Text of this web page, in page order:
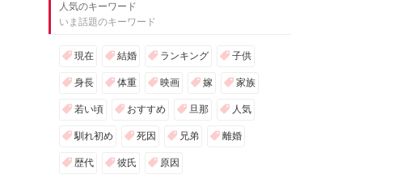
人気のキーワード
いま話題のキーワード
現在 結婚 ランキング 子供
身長 体重 映画 嫁 家族
若い頃 おすすめ 旦那 人気
馴れ初め 死因 兄弟 離婚
歴代 彼氏 原因